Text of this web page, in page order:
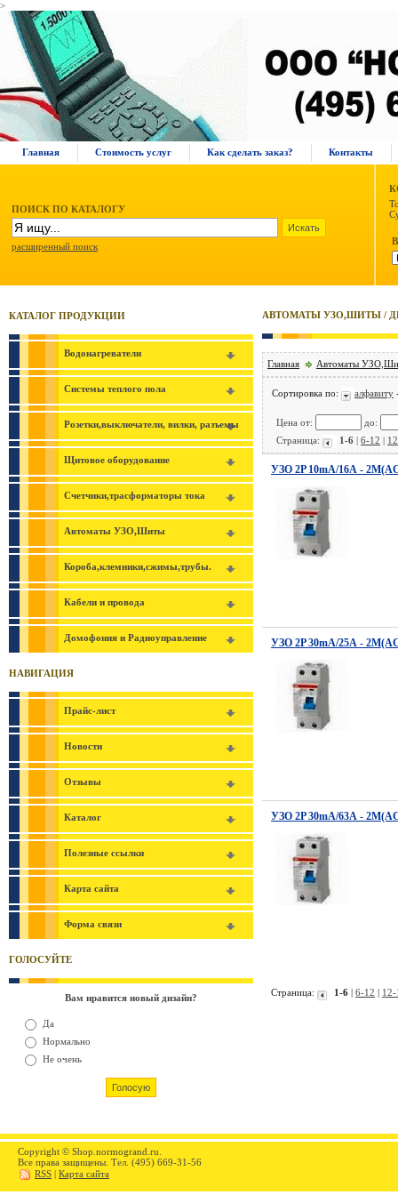
>
Главная Стоимость услуг Как сделать заказ? Контакты
ПОИСК ПО КАТАЛОГУ
расширенный поиск
КАТАЛОГ ПРОДУКЦИИ
Водонагреватели
Системы теплого пола
Розетки,выключатели, вилки, разъемы
Щитовое оборудование
Счетчики,трасформаторы тока
Автоматы УЗО,Шиты
Короба,клемники,сжимы,трубы.
Кабели и провода
Домофония и Радиоуправление
НАВИГАЦИЯ
Прайс-лист
Новости
Отзывы
Каталог
Полезные ссылки
Карта сайта
Форма связи
ГОЛОСУЙТЕ
Вам нравится новый дизайн?
Да
Нормально
Не очень
АВТОМАТЫ УЗО,ШИТЫ /
Главная Автоматы
Сортировка по: алфавиту
Цена от:
до:
Страница:
1-6 | 6-12 |
УЗО 2P 10mA/16А -
УЗО 2P 30mA/25А -
УЗО 2P 30mA/63А -
Страница: 1-6 | 6-12 | 12-
Copyright © Shop.normogrand.ru.
Все права защищены. Тел. (495) 669-31-56
RSS | Карта сайта